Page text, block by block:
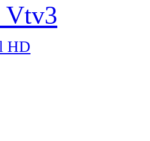
Vtv3
HD